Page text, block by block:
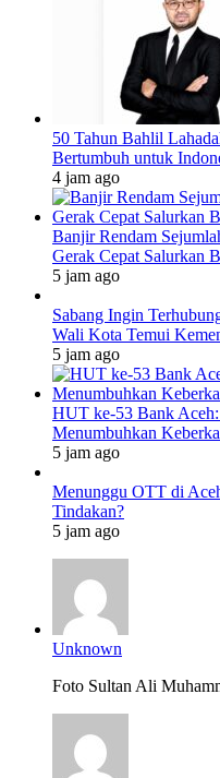
50 Tahun Bahlil
Bertumbuh untuk
4 jam ago
Banjir Rendam
Gerak Cepat Salurkan
5 jam ago
Sabang Ingin
Wali Kota Temui
5 jam ago
HUT ke-53 Bank
Menumbuhkan
5 jam ago
Menunggu OTT di
Tindakan?
5 jam ago
Unknown
Foto Sultan Ali